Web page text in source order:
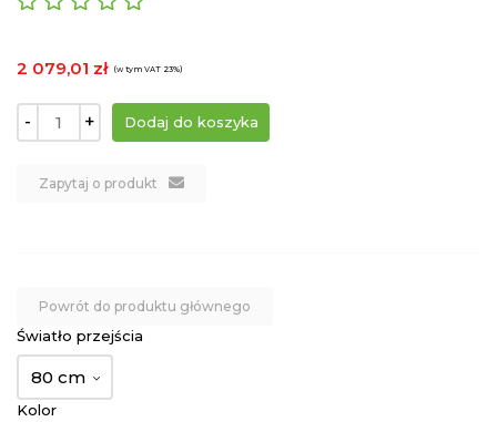
2 079,01 zł (w tym VAT 23%)
- +
Zapytaj o produkt
Powrót do produktu głównego
Światło przejścia
80 cm
Kolor